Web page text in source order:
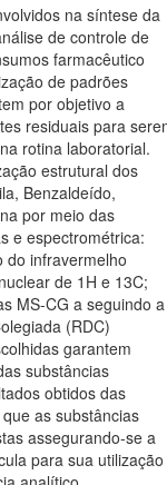
na síntese da
de controle de
farmacêutico
de padrões
por objetivo a
residuais para
rotina laboratorial.
estrutural dos
Benzaldeído,
por meio das
e espectrométrica:
do infravermelho
de 1H e 13C;
MS-CG a seguindo a
(RDC)
garantem
substâncias
obtidos das
as substâncias
assegurando-se a
para sua utilização